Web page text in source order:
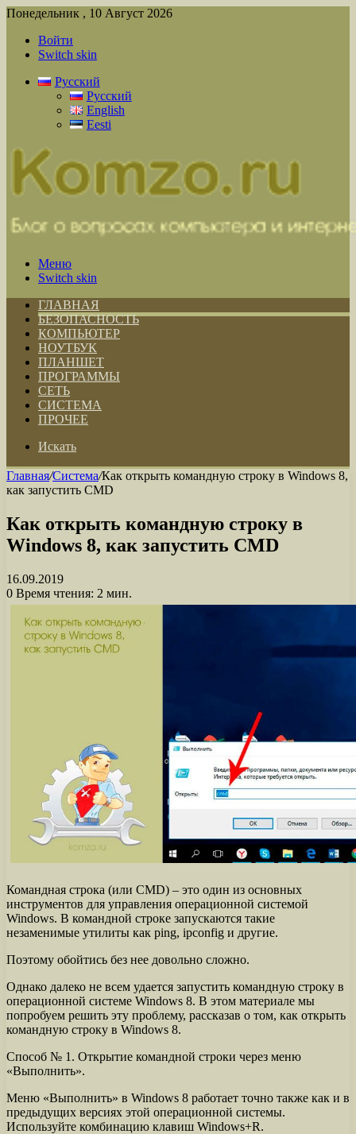
Понедельник , 10 Август 2026
Войти
Switch skin
Русский
Русский
English
Eesti
Меню
Switch skin
ГЛАВНАЯ
БЕЗОПАСНОСТЬ
КОМПЬЮТЕР
НОУТБУК
ПЛАНШЕТ
ПРОГРАММЫ
СЕТЬ
СИСТЕМА
ПРОЧЕЕ
Искать
Главная/Система/Как открыть командную строку в Windows 8,
как запустить CMD
Как открыть командную строку в
Windows 8, как запустить CMD
16.09.2019
0 Время чтения: 2 мин.
Командная строка (или CMD) – это один из основных
инструментов для управления операционной системой
Windows. В командной строке запускаются такие
незаменимые утилиты как ping, ipconfig и другие.
Поэтому обойтись без нее довольно сложно.
Однако далеко не всем удается запустить командную строку в
операционной системе Windows 8. В этом материале мы
попробуем решить эту проблему, рассказав о том, как открыть
командную строку в Windows 8.
Способ № 1. Открытие командной строки через меню
«Выполнить».
Меню «Выполнить» в Windows 8 работает точно также как и в
предыдущих версиях этой операционной системы.
Используйте комбинацию клавиш Windows+R.